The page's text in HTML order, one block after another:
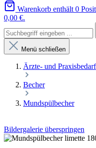
Warenkorb enthält 0
0,00 €.
Menü schließen
Ärzte- und Praxisbedarf
Becher
Mundspülbecher
Bildergalerie überspringen